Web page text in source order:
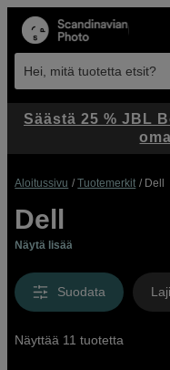
Hei, mitä tuotetta etsit?
Aloitussivu Tuotemerkit Dell
Dell
Näytä lisää
Suodata
Näyttää 11 tuotetta
Säästä 25 % JBL